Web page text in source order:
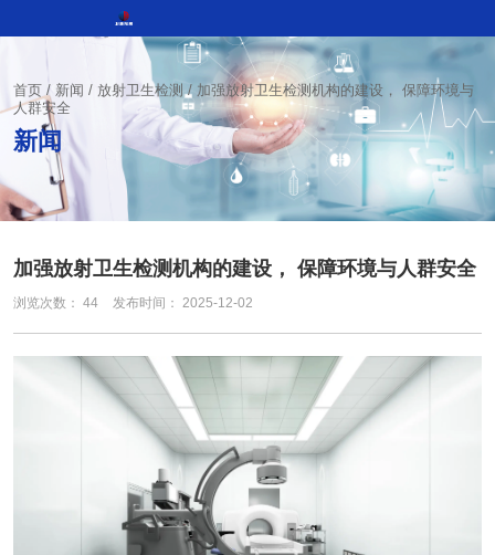
首页 / 新闻 / 放射卫生检测 / 加强放射卫生检测机构的建设， 保障环境与
人群安全
新闻
加强放射卫生检测机构的建设， 保障环境与人群安全
浏览次数： 44 发布时间： 2025-12-02